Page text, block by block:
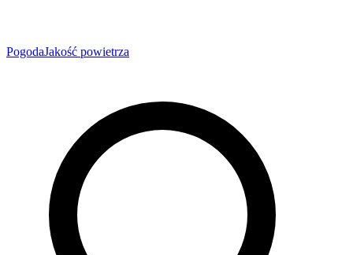
PogodaJakość powietrza